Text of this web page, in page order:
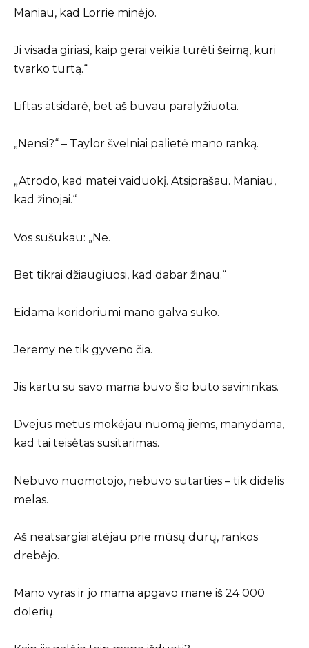
Maniau, kad Lorrie minėjo.
Ji visada giriasi, kaip gerai veikia turėti šeimą, kuri
tvarko turtą.“
Liftas atsidarė, bet aš buvau paralyžiuota.
„Nensi?“ – Taylor švelniai palietė mano ranką.
„Atrodo, kad matei vaiduokį. Atsiprašau. Maniau,
kad žinojai.“
Vos sušukau: „Ne.
Bet tikrai džiaugiuosi, kad dabar žinau.“
Eidama koridoriumi mano galva suko.
Jeremy ne tik gyveno čia.
Jis kartu su savo mama buvo šio buto savininkas.
Dvejus metus mokėjau nuomą jiems, manydama,
kad tai teisėtas susitarimas.
Nebuvo nuomotojo, nebuvo sutarties – tik didelis
melas.
Aš neatsargiai atėjau prie mūsų durų, rankos
drebėjo.
Mano vyras ir jo mama apgavo mane iš 24 000
dolerių.